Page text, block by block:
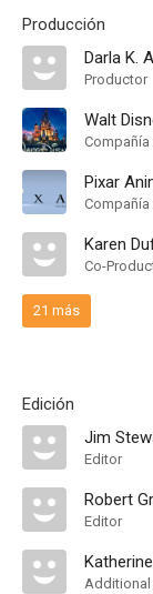
Producción
Darla K.
Productor
Co-
21 más
Edición
Jim
Editor
Editor
Additional